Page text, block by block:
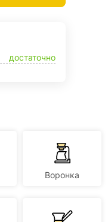
достаточно
Воронка